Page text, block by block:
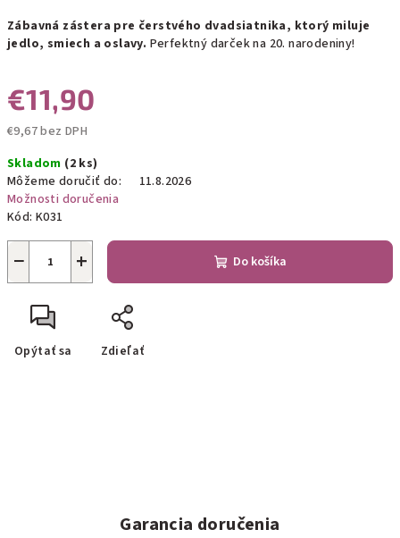
Zábavná zástera pre čerstvého dvadsiatnika, ktorý miluje
jedlo, smiech a oslavy. Perfektný darček na 20. narodeniny!
€11,90
€9,67 bez DPH
cena:
Skladom (2 ks)
Môžeme doručiť do:
11.8.2026
Možnosti doručenia
Kód: K031
+
− Do košíka
Opýtať sa Zdieľať
Garancia doručenia